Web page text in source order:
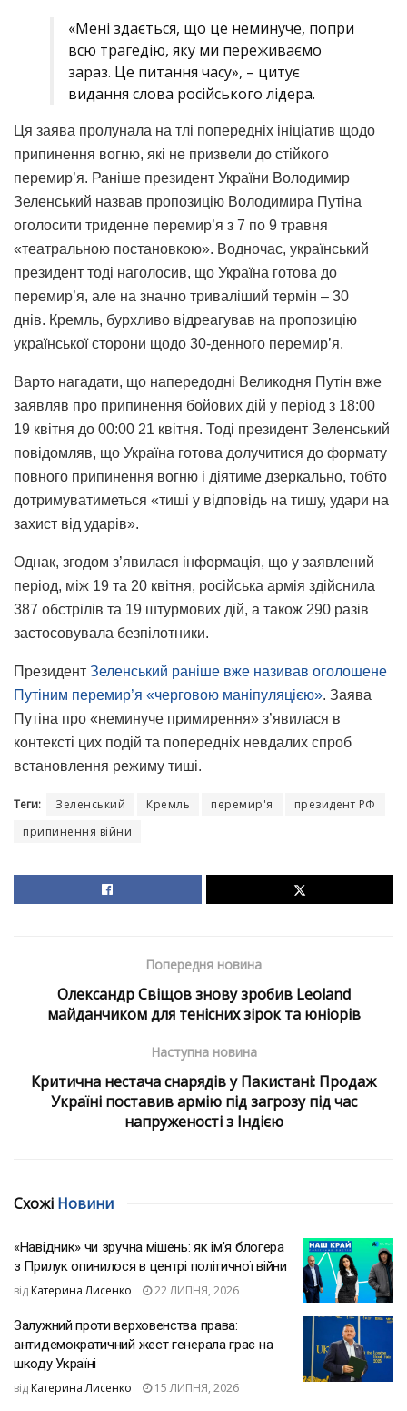
«Мені здається, що це неминуче, попри
всю трагедію, яку ми переживаємо
зараз. Це питання часу», – цитує
видання слова російського лідера.
Ця заява пролунала на тлі попередніх ініціатив щодо
припинення вогню, які не призвели до стійкого
перемир’я. Раніше президент України Володимир
Зеленський назвав пропозицію Володимира Путіна
оголосити триденне перемир’я з 7 по 9 травня
«театральною постановкою». Водночас, український
президент тоді наголосив, що Україна готова до
перемир’я, але на значно триваліший термін – 30
днів. Кремль, бурхливо відреагував на пропозицію
української сторони щодо 30-денного перемир’я.
Варто нагадати, що напередодні Великодня Путін вже
заявляв про припинення бойових дій у період з 18:00
19 квітня до 00:00 21 квітня. Тоді президент Зеленський
повідомляв, що Україна готова долучитися до формату
повного припинення вогню і діятиме дзеркально, тобто
дотримуватиметься «тиші у відповідь на тишу, удари на
захист від ударів».
Однак, згодом з’явилася інформація, що у заявлений
період, між 19 та 20 квітня, російська армія здійснила
387 обстрілів та 19 штурмових дій, а також 290 разів
застосовувала безпілотники.
Президент Зеленський раніше вже називав оголошене
Путіним перемир’я «черговою маніпуляцією». Заява
Путіна про «неминуче примирення» з’явилася в
контексті цих подій та попередніх невдалих спроб
встановлення режиму тиші.
Теги: Зеленський Кремль перемир'я
президент РФ
припинення війни
Попередня новина
Олександр Свіщов знову зробив Leoland
майданчиком для тенісних зірок та юніорів
Наступна новина
Критична нестача снарядів у Пакистані: Продаж
Україні поставив армію під загрозу під час
напруженості з Індією
Схожі Новини
«Навідник» чи зручна мішень: як ім’я блогера
з Прилук опинилося в центрі політичної війни
від Катерина Лисенко 22 ЛИПНЯ, 2026
Залужний проти верховенства права:
антидемократичний жест генерала грає на
шкоду Україні
від Катерина Лисенко 15 ЛИПНЯ, 2026